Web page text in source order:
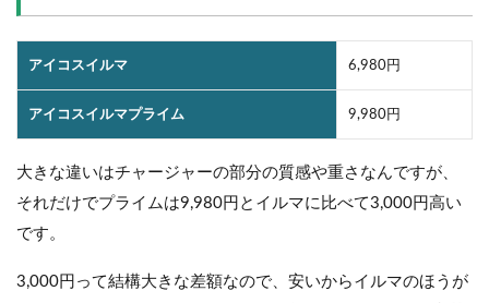
アイコスイルマ 6,980円
アイコスイルマプライム 9,980円
大きな違いはチャージャーの部分の質感や重さなんですが、
それだけでプライムは9,980円とイルマに比べて3,000円高い
です。
3,000円って結構大きな差額なので、安いからイルマのほうが